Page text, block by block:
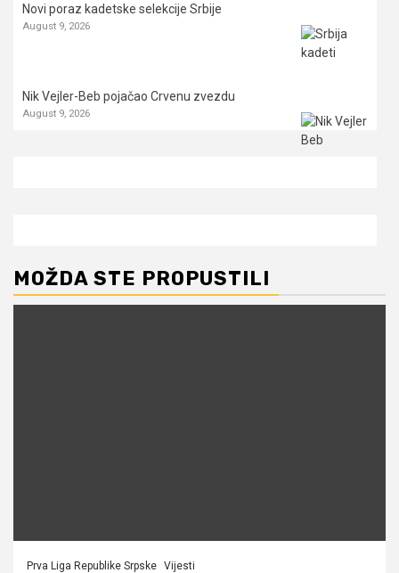
Novi poraz kadetske selekcije Srbije
August 9, 2026
Nik Vejler-Beb pojačao Crvenu zvezdu
August 9, 2026
MOŽDA STE PROPUSTILI
Prva Liga Republike Srpske Vijesti